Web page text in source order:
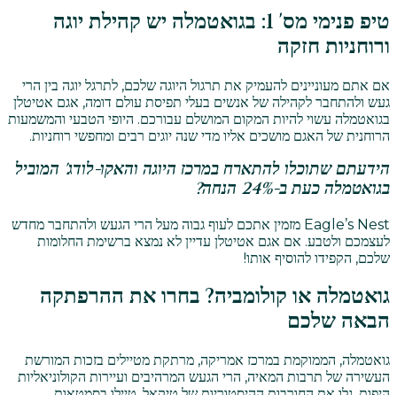
טיפ פנימי מס' 1: בגואטמלה יש קהילת יוגה
ורוחניות חזקה
אם אתם מעוניינים להעמיק את תרגול היוגה שלכם, לתרגל יוגה בין הרי
געש ולהתחבר לקהילה של אנשים בעלי תפיסת עולם דומה, אגם אטיטלן
בגואטמלה עשוי להיות המקום המושלם עבורכם. היופי הטבעי והמשמעות
הרוחנית של האגם מושכים אליו מדי שנה יוגים רבים ומחפשי רוחניות.
הידעתם שתוכלו להתארח במרכז היוגה והאקו-לודג' המוביל
בגואטמלה כעת ב-24% הנחה?
Eagle’s Nest מזמין אתכם לעוף גבוה מעל הרי הגעש ולהתחבר מחדש
לעצמכם ולטבע. אם אגם אטיטלן עדיין לא נמצא ברשימת החלומות
שלכם, הקפידו להוסיף אותו!
גואטמלה או קולומביה? בחרו את ההרפתקה
הבאה שלכם
גואטמלה, הממוקמת במרכז אמריקה, מרתקת מטיילים בזכות המורשת
העשירה של תרבות המאיה, הרי הגעש המרהיבים ועיירות הקולוניאליות